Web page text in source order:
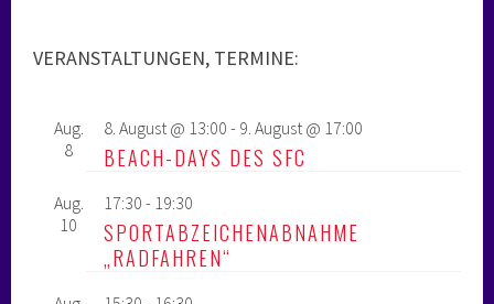
VERANSTALTUNGEN, TERMINE:
Aug.
8
8. August @ 13:00 - 9. August @ 17:00
BEACH-DAYS DES SFC
Aug.
10
17:30 - 19:30
SPORTABZEICHENABNAHME
„RADFAHREN“